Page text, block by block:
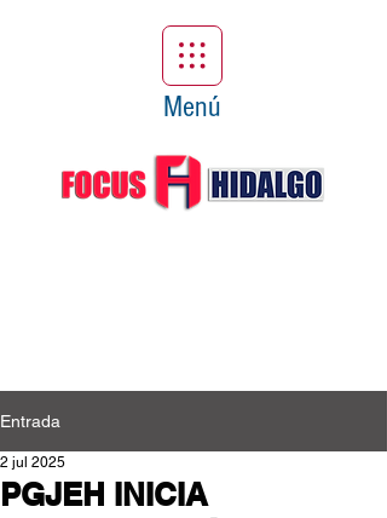
Menú
Entrada
PGJEH INICIA
2 jul 2025